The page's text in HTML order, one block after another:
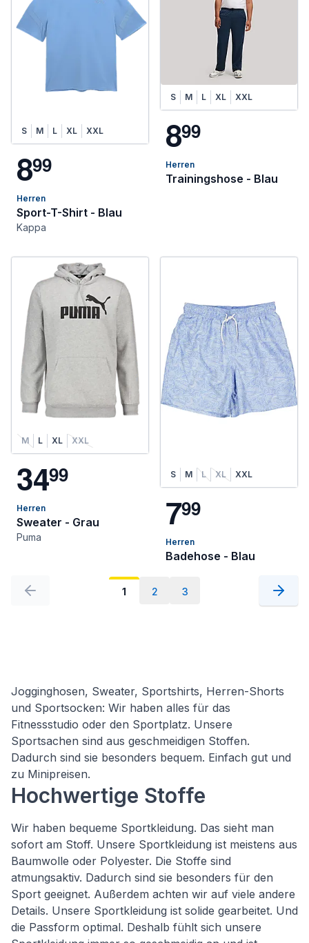
S M L XL XXL
899
Herren
Sport-T-Shirt - Blau
Kappa
S M L XL XXL
899
Herren
Trainingshose - Blau
M L XL XXL
3499
Herren
Sweater - Grau
Puma
S M L XL XXL
799
Herren
Badehose - Blau
1 2 3
Jogginghosen, Sweater, Sportshirts, Herren-Shorts
und Sportsocken: Wir haben alles für das
Fitnessstudio oder den Sportplatz. Unsere
Sportsachen sind aus geschmeidigen Stoffen.
Dadurch sind sie besonders bequem. Einfach gut und
zu Minipreisen.
Hochwertige Stoffe
Wir haben bequeme Sportkleidung. Das sieht man
sofort am Stoff. Unsere Sportkleidung ist meistens aus
Baumwolle oder Polyester. Die Stoffe sind
atmungsaktiv. Dadurch sind sie besonders für den
Sport geeignet. Außerdem achten wir auf viele andere
Details. Unsere Sportkleidung ist solide gearbeitet. Und
die Passform optimal. Deshalb fühlt sich unsere